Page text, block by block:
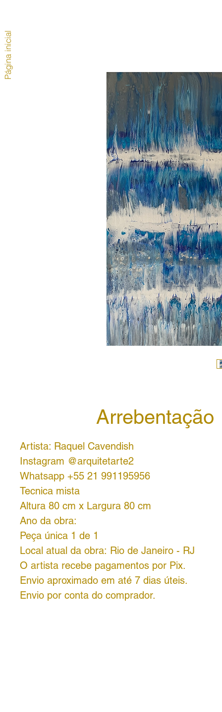
Arrebentação
Artista: Raquel Cavendish
Instagram @arquitetarte2
Whatsapp +55 21 991195956
Tecnica mista
Altura 80 cm x Largura 80 cm
Ano da obra:
Peça única 1 de 1
Local atual da obra: Rio de Janeiro - RJ
O artista recebe pagamentos por Pix.
Envio aproximado em até 7 dias úteis.
Envio por conta do comprador.
Página inicial